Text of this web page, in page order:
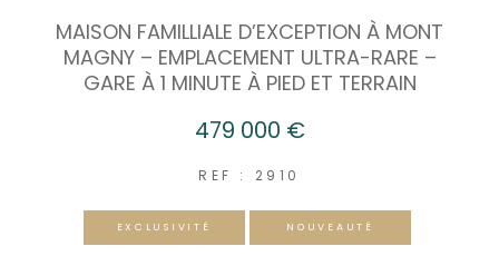
MAISON FAMILLIALE D’EXCEPTION À MONT
MAGNY – EMPLACEMENT ULTRA-RARE –
GARE À 1 MINUTE À PIED ET TERRAIN
479 000 €
REF : 2910
EXCLUSIVITÉ NOUVEAUTÉ